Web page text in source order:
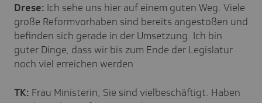
Drese: Ich sehe uns hier auf einem guten Weg. Viele
große Reformvorhaben sind bereits angestoßen und
befinden sich gerade in der Umsetzung. Ich bin
guter Dinge, dass wir bis zum Ende der Legislatur
noch viel erreichen werden
TK: Frau Ministerin, Sie sind vielbeschäftigt. Haben